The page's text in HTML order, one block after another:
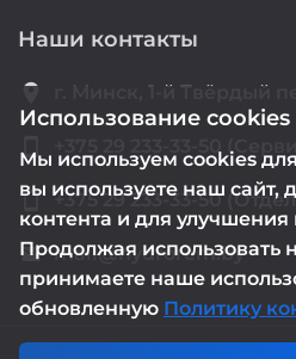
Наши контакты
location_on г. Минск, 1-й Твёрдый
smartphone +375 29 233-33-50
smartphone +375 29 233-33-50
email mail@hydrorem.by
Использование cookies
Мы используем cookies
вы используете наш сайт,
контента и для
Продолжая использовать
принимаете наше
обновленную Политику